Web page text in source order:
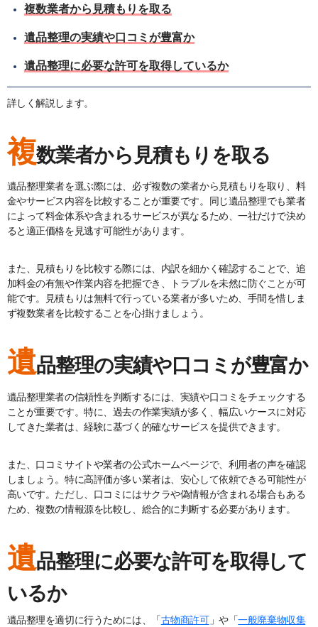
複数業者から見積もりを取る
遺品整理の実績や口コミが豊富か
遺品整理に必要な許可を取得しているか
詳しく解説します。
複数業者から見積もりを取る
遺品整理業者を選ぶ際には、必ず複数の業者から見積もりを取り、料
金やサービス内容を比較することが重要です。同じ遺品整理でも業者
によって料金体系や含まれるサービスが異なるため、一社だけで決め
ると適正価格を見逃す可能性があります。
また、見積もりを比較する際には、内訳を細かく確認することで、追
加料金の有無や作業内容を把握でき、トラブルを未然に防ぐことが可
能です。見積もりは無料で行っている業者が多いため、手間を惜しま
ず複数業者を比較することを心掛けましょう。
遺品整理の実績や口コミが豊富か
遺品整理業者の信頼性を判断するには、実績や口コミをチェックする
ことが重要です。特に、過去の作業実績が多く、幅広いケースに対応
してきた業者は、経験に基づく的確なサービスを提供できます。
また、口コミサイトや業者の公式ホームページで、利用者の声を確認
しましょう。特に高評価が多い業者は、安心して依頼できる可能性が
高いです。ただし、口コミにはサクラや偽情報が含まれる場合もある
ため、複数の情報源を比較し、総合的に判断する必要があります。
遺品整理に必要な許可を取得して
いるか
遺品整理を適切に行うためには、「 古物商許可 」や「一般廃棄物収集